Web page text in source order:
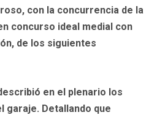
con la concurrencia de la
concurso ideal medial con
de los siguientes
en el plenario los
garaje. Detallando que